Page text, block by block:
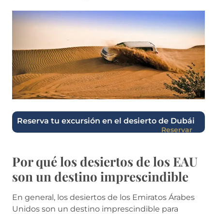
Reserva tu excursión en el desierto de Dubái
Reservar
Por qué los desiertos de los EAU
son un destino imprescindible
En general, los desiertos de los Emiratos Árabes
Unidos son un destino imprescindible para